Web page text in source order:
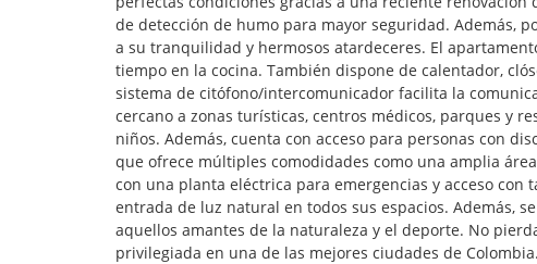
de detección de humo para mayor seguridad. Además,
a su tranquilidad y hermosos atardeceres. El
tiempo en la cocina. También dispone de calentador,
sistema de citófono/intercomunicador facilita la
cercano a zonas turísticas, centros médicos, parques y
niños. Además, cuenta con acceso para personas con
que ofrece múltiples comodidades como una amplia
con una planta eléctrica para emergencias y acceso
entrada de luz natural en todos sus espacios. Además,
aquellos amantes de la naturaleza y el deporte. No
privilegiada en una de las mejores ciudades de